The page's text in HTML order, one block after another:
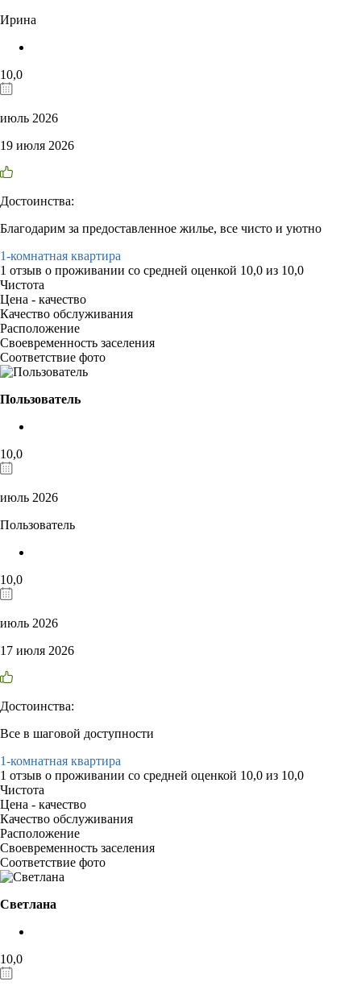
Ирина
10,0
июль 2026
19 июля 2026
Достоинства:
Благодарим за предоставленное жилье, все чисто и уютно
1-комнатная квартира
1 отзыв о проживании со средней оценкой 10,0 из 10,0
Чистота
Цена - качество
Качество обслуживания
Расположение
Своевременность заселения
Соответствие фото
Пользователь
10,0
июль 2026
Пользователь
10,0
июль 2026
17 июля 2026
Достоинства:
Все в шаговой доступности
1-комнатная квартира
1 отзыв о проживании со средней оценкой 10,0 из 10,0
Чистота
Цена - качество
Качество обслуживания
Расположение
Своевременность заселения
Соответствие фото
Светлана
10,0